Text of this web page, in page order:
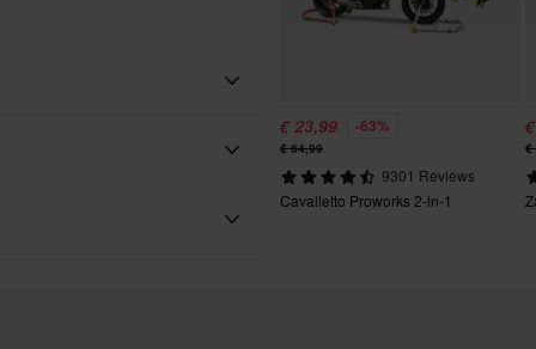
€ 23,99 -63%
€ 64,99
9301 Reviews
Cavalletto Proworks 2-in-1
€